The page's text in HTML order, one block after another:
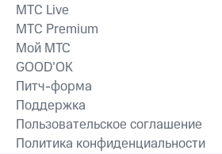
MTС Live
MTС Premium
Мой МТС
GOOD’OK
Питч-форма
Поддержка
Пользовательское соглашение
Политика конфиденциальности